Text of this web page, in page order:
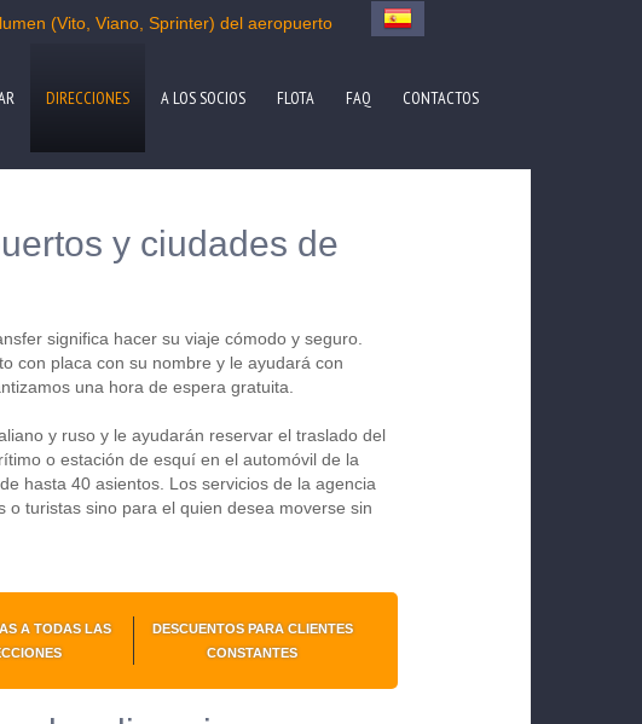
(Vito, Viano, Sprinter) del aeropuerto
DIRECCIONES A LOS SOCIOS FLOTA FAQ CONTACTOS
y ciudades de
significa hacer su viaje cómodo y seguro.
con placa con su nombre y le ayudará con
una hora de espera gratuita.
y ruso y le ayudarán reservar el traslado del
o estación de esquí en el automóvil de la
hasta 40 asientos. Los servicios de la agencia
turistas sino para el quien desea moverse sin
A TODAS LAS
DESCUENTOS PARA CLIENTES
CONSTANTES